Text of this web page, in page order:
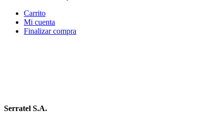
Carrito
Mi cuenta
Finalizar compra
Serratel S.A.